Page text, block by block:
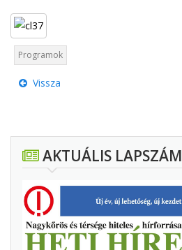
Programok
Vissza
AKTUÁLIS LAPSZÁM